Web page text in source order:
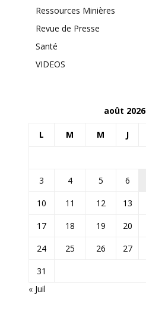
Ressources Minières
Revue de Presse
Santé
VIDEOS
août 2026
L M M J
3
4 5 6
10
11 12 13
17
18 19 20
24
25 26 27
31
« Juil